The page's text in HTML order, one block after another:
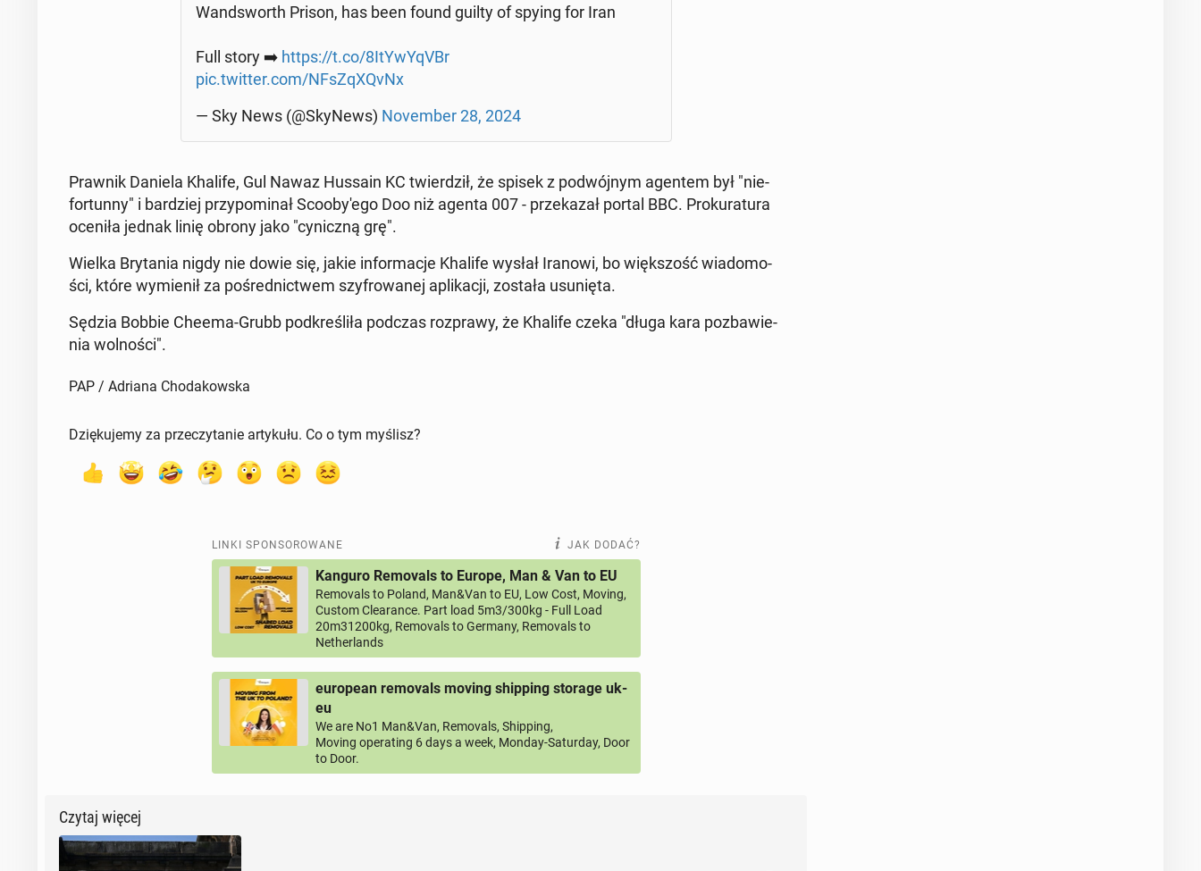
Wand­sworth Prison, has been found guilty of spying for Iran
Full story ➡️ https://t.co/8ItY­wY­qVBr
pic.twitter.com/NFsZqXQvNx
— Sky News (@SkyNews) No­vem­ber 28, 2024
Prawnik Daniela Khalife, Gul Nawaz Hussain KC twier­dził, że spisek z po­dwój­nym agentem był "nie­
for­tun­ny" i bar­dziej przy­po­mi­nał Sco­oby­'e­go Doo niż agenta 007 - prze­ka­zał portal BBC. Pro­ku­ra­tu­ra
oceniła jednak linię obrony jako "cy­nicz­ną grę".
Wielka Bry­ta­nia nigdy nie dowie się, jakie in­for­ma­cje Khalife wysłał Iranowi, bo więk­szość wia­do­mo­
ści, które wy­mie­nił za po­śred­nic­twem szy­fro­wa­nej apli­ka­cji, została usu­nię­ta.
Sędzia Bobbie Cheema-Grubb pod­kre­śli­ła podczas roz­pra­wy, że Khalife czeka "długa kara po­zba­wie­
nia wol­no­ści".
PAP / Adriana Chodakowska
Dziękujemy za przeczytanie artykułu. Co o tym myślisz?
LINKI SPONSOROWANE JAK DODAĆ?
Kanguro Removals to Europe, Man & Van to EU
Removals to Poland, Man&Van to EU, Low Cost, Moving,
Custom Clearance. Part load 5m3/300kg - Full Load
20m31200kg, Removals to Germany, Removals to
Netherlands
european removals moving shipping storage uk-
eu
We are No1 Man&Van, Removals, Shipping,
Moving operating 6 days a week, Monday-Saturday, Door
to Door.
Czytaj więcej